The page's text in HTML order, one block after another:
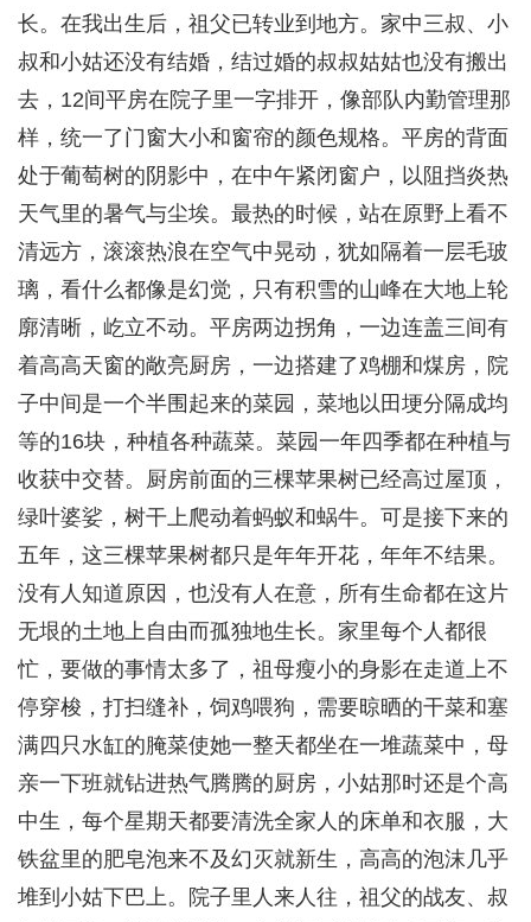
长。在我出生后，祖父已转业到地方。家中三叔、小
叔和小姑还没有结婚，结过婚的叔叔姑姑也没有搬出
去，12间平房在院子里一字排开，像部队内勤管理那
样，统一了门窗大小和窗帘的颜色规格。平房的背面
处于葡萄树的阴影中，在中午紧闭窗户，以阻挡炎热
天气里的暑气与尘埃。最热的时候，站在原野上看不
清远方，滚滚热浪在空气中晃动，犹如隔着一层毛玻
璃，看什么都像是幻觉，只有积雪的山峰在大地上轮
廓清晰，屹立不动。平房两边拐角，一边连盖三间有
着高高天窗的敞亮厨房，一边搭建了鸡棚和煤房，院
子中间是一个半围起来的菜园，菜地以田埂分隔成均
等的16块，种植各种蔬菜。菜园一年四季都在种植与
收获中交替。厨房前面的三棵苹果树已经高过屋顶，
绿叶婆娑，树干上爬动着蚂蚁和蜗牛。可是接下来的
五年，这三棵苹果树都只是年年开花，年年不结果。
没有人知道原因，也没有人在意，所有生命都在这片
无垠的土地上自由而孤独地生长。家里每个人都很
忙，要做的事情太多了，祖母瘦小的身影在走道上不
停穿梭，打扫缝补，饲鸡喂狗，需要晾晒的干菜和塞
满四只水缸的腌菜使她一整天都坐在一堆蔬菜中，母
亲一下班就钻进热气腾腾的厨房，小姑那时还是个高
中生，每个星期天都要清洗全家人的床单和衣服，大
铁盆里的肥皂泡来不及幻灭就新生，高高的泡沫几乎
堆到小姑下巴上。院子里人来人往，祖父的战友、叔